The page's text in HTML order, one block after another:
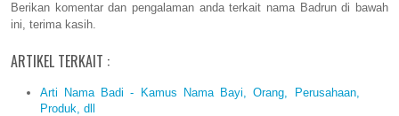
Berikan komentar dan pengalaman anda terkait nama Badrun di bawah
ini, terima kasih.
ARTIKEL TERKAIT :
Arti Nama Badi - Kamus Nama Bayi, Orang, Perusahaan,
Produk, dll